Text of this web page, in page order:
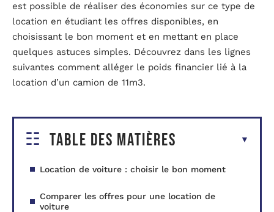
est possible de réaliser des économies sur ce type de
location en étudiant les offres disponibles, en
choisissant le bon moment et en mettant en place
quelques astuces simples. Découvrez dans les lignes
suivantes comment alléger le poids financier lié à la
location d’un camion de 11m3.
Table des matières
Location de voiture : choisir le bon moment
Comparer les offres pour une location de
voiture